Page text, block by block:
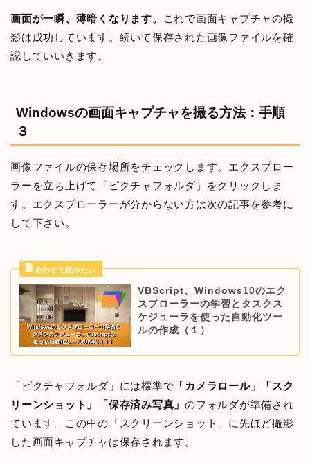
画面が一瞬、薄暗くなります。
これで画面キャプチャの撮
影は成功しています。続いて保存された画像ファイルを確
認していいきます。
Windowsの画面キャプチャを撮る方法：手順
３
画像ファイルの保存場所をチェックします。エクスプロー
ラーを立ち上げて「ピクチャフォルダ」をクリックしま
す。エクスプローラーが分からない方は次の記事を参考に
して下さい。
VBScript、Windows10のエク
スプローラーの学習とタスクス
ケジューラを使った自動化ツー
ルの作成（１）
「ピクチャフォルダ」には標準で 「カメラロール」「スク
リーンショット」「保存済み写真」のフォルダが準備され
ています。この中の「スクリーンショット」に先ほど撮影
した画面キャプチャは保存されます。